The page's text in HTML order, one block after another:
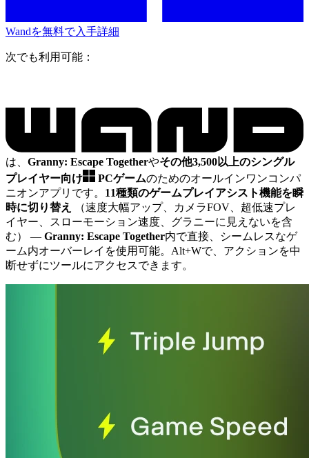
Wandを無料で入手詳細
次でも利用可能：
は、 Granny: Escape Togetherやその他3,500以上のシングル
プレイヤー向け
PCゲームのためのオールインワンコンパ
ニオンアプリです。 11種類のゲームプレイアシスト機能を瞬
時に切り替え
（速度大幅アップ、カメラFOV、超低速プレ
イヤー、スローモーション速度、グラニーに見えないを含
む） — Granny: Escape Together内で直接、シームレスなゲ
ーム内オーバーレイを使用可能。Alt+Wで、アクションを中
断せずにツールにアクセスできます。